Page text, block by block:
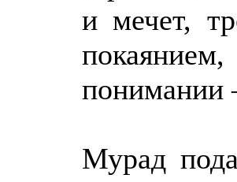
и мечет,
понимании
Мурад